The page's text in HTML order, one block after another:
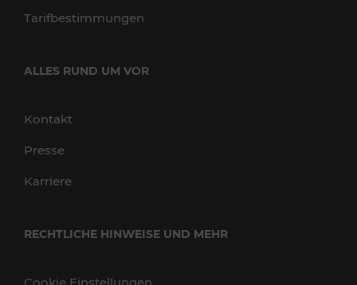
Tarifbestimmungen
ALLES RUND UM VOR
Kontakt
Presse
Karriere
RECHTLICHE HINWEISE UND MEHR